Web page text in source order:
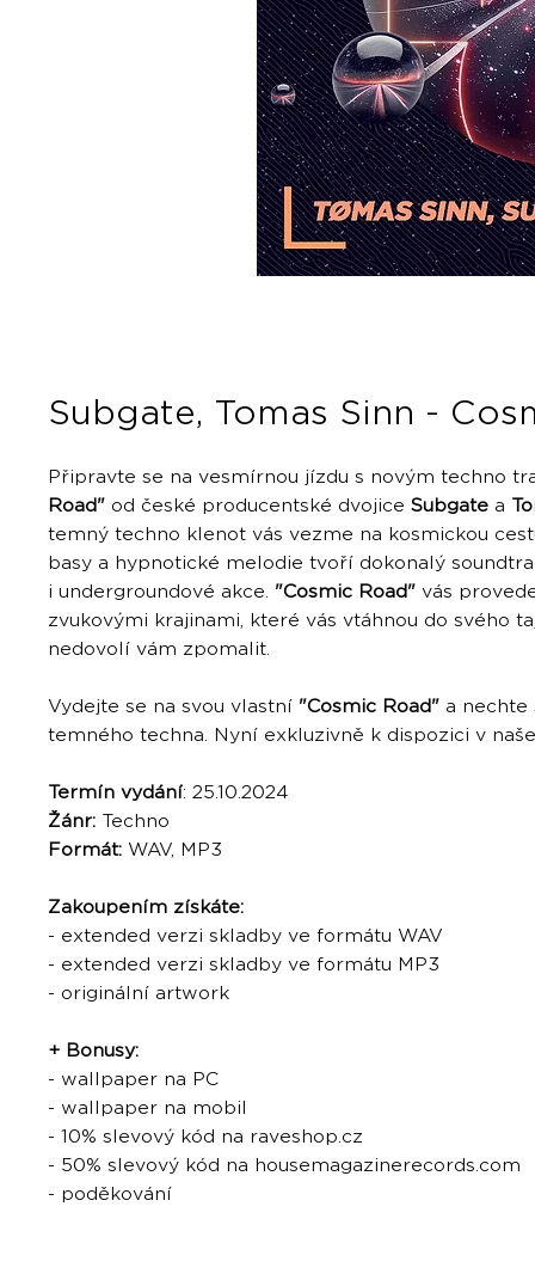
Subgate, Tomas Sinn -
Připravte se na vesmírnou jízdu s novým techno
Road" od české producentské dvojice Subgate a
temný techno klenot vás vezme na kosmickou
basy a hypnotické melodie tvoří dokonalý
i undergroundové akce. "Cosmic Road" vás
zvukovými krajinami, které vás vtáhnou do svého
nedovolí vám zpomalit.
Vydejte se na svou vlastní "Cosmic Road" a nechte
temného techna. Nyní exkluzivně k dispozici v
Termín vydání: 25.10.2024
Žánr: Techno
Formát: WAV, MP3
Zakoupením získáte:
- extended verzi skladby ve formátu WAV
- extended verzi skladby ve formátu MP3
- originální artwork
+ Bonusy:
- wallpaper na PC
- wallpaper na mobil
- 10% slevový kód na raveshop.cz
- 50% slevový kód na housemagazinerecords.com
- poděkování